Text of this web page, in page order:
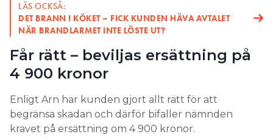
LÄS OCKSÅ:
DET BRANN I KÖKET – FICK KUNDEN HÄVA AVTALET
NÄR BRANDLARMET INTE LÖSTE UT?
Får rätt – beviljas ersättning på
4 900 kronor
Enligt Arn har kunden gjort allt rätt för att
begränsa skadan och därför bifaller nämnden
kravet på ersättning om 4 900 kronor.